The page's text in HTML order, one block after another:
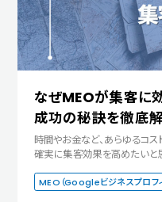
なぜMEOが集客に
成功の秘訣を徹底解
時間やお金など、あらゆるコ
確実に集客効果を高めたいと
MEO（Googleビジネスプロフ